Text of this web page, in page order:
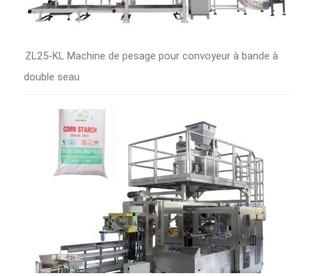
ZL25-KL Machine de pesage pour convoyeur à bande à
double seau